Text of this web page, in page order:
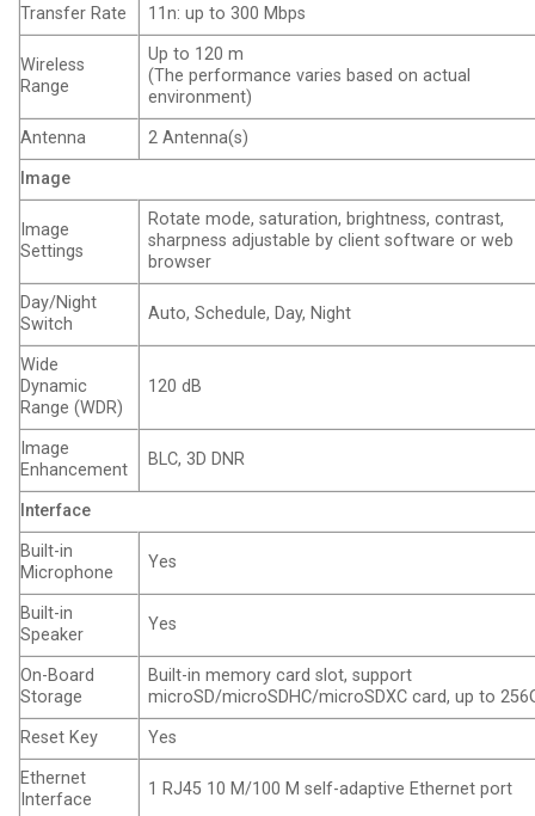
Transfer Rate
11n: up to 300 Mbps
Wireless
Range
Up to 120 m
(The performance varies based on actual
environment)
Antenna
2 Antenna(s)
Image
Image
Settings
Rotate mode, saturation, brightness, contrast,
sharpness adjustable by client software or web
browser
Day/Night
Switch
Auto, Schedule, Day, Night
Wide
Dynamic
Range (WDR)
120 dB
Image
Enhancement
BLC, 3D DNR
Interface
Built-in
Microphone
Yes
Built-in
Speaker
Yes
On-Board
Storage
Built-in memory card slot, support
microSD/microSDHC/microSDXC card, up to
Reset Key
Yes
Ethernet
Interface
1 RJ45 10 M/100 M self-adaptive Ethernet port